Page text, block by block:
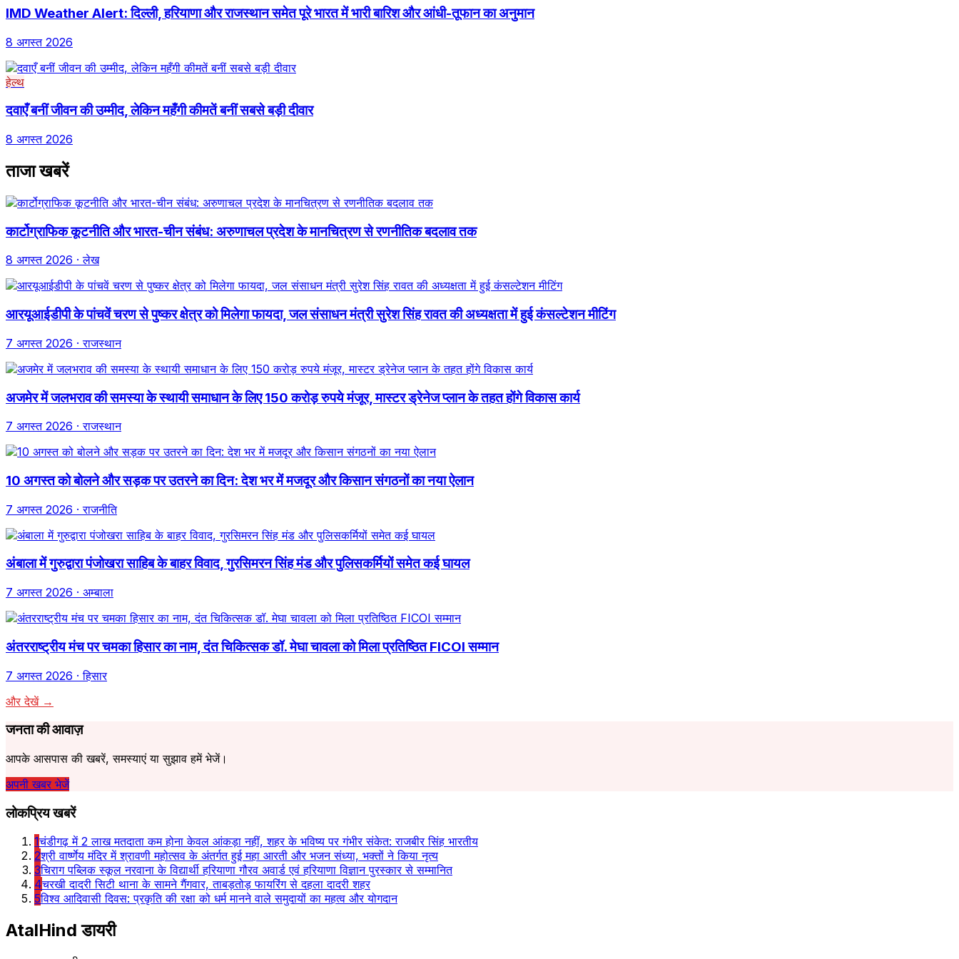
IMD Weather Alert: दिल्ली, हरियाणा और राजस्थान समेत पूरे भारत में भारी बारिश और आंधी-तूफान का अनुमान
8 अगस्त 2026
हेल्थ
दवाएँ बनीं जीवन की उम्मीद, लेकिन महँगी कीमतें बनीं सबसे बड़ी दीवार
8 अगस्त 2026
ताजा खबरें
कार्टोग्राफिक कूटनीति और भारत-चीन संबंध: अरुणाचल प्रदेश के मानचित्रण से रणनीतिक बदलाव तक
8 अगस्त 2026 · लेख
आरयूआईडीपी के पांचवें चरण से पुष्कर क्षेत्र को मिलेगा फायदा, जल संसाधन मंत्री सुरेश सिंह रावत की अध्यक्षता में हुई कंसल्टेशन मीटिंग
7 अगस्त 2026 · राजस्थान
अजमेर में जलभराव की समस्या के स्थायी समाधान के लिए 150 करोड़ रुपये मंजूर, मास्टर ड्रेनेज प्लान के तहत होंगे विकास कार्य
7 अगस्त 2026 · राजस्थान
10 अगस्त को बोलने और सड़क पर उतरने का दिन: देश भर में मजदूर और किसान संगठनों का नया ऐलान
7 अगस्त 2026 · राजनीति
अंबाला में गुरुद्वारा पंजोखरा साहिब के बाहर विवाद, गुरसिमरन सिंह मंड और पुलिसकर्मियों समेत कई घायल
7 अगस्त 2026 · अम्बाला
अंतरराष्ट्रीय मंच पर चमका हिसार का नाम, दंत चिकित्सक डॉ. मेघा चावला को मिला प्रतिष्ठित FICOI सम्मान
7 अगस्त 2026 · हिसार
और देखें →
जनता की आवाज़
आपके आसपास की खबरें, समस्याएं या सुझाव हमें भेजें।
अपनी खबर भेजें
लोकप्रिय खबरें
1चंडीगढ़ में 2 लाख मतदाता कम होना केवल आंकड़ा नहीं, शहर के भविष्य पर गंभीर संकेत: राजबीर सिंह भारतीय
2श्री वार्ष्णेय मंदिर में श्रावणी महोत्सव के अंतर्गत हुई महा आरती और भजन संध्या, भक्तों ने किया नृत्य
3चिराग पब्लिक स्कूल नरवाना के विद्यार्थी हरियाणा गौरव अवार्ड एवं हरियाणा विज्ञान पुरस्कार से सम्मानित
4चरखी दादरी सिटी थाना के सामने गैंगवार, ताबड़तोड़ फायरिंग से दहला दादरी शहर
5विश्व आदिवासी दिवस: प्रकृति की रक्षा को धर्म मानने वाले समुदायों का महत्व और योगदान
AtalHind डायरी